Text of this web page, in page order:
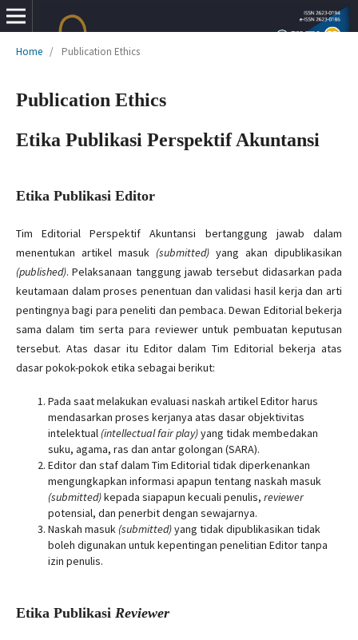
Home / Publication Ethics
Publication Ethics
Etika Publikasi Perspektif Akuntansi
Etika Publikasi Editor
Tim Editorial Perspektif Akuntansi bertanggung jawab dalam
menentukan artikel masuk (submitted) yang akan dipublikasikan
(published). Pelaksanaan tanggung jawab tersebut didasarkan pada
keutamaan dalam proses penentuan dan validasi hasil kerja dan arti
pentingnya bagi para peneliti dan pembaca. Dewan Editorial bekerja
sama dalam tim serta para reviewer untuk pembuatan keputusan
tersebut. Atas dasar itu Editor dalam Tim Editorial bekerja atas
dasar pokok-pokok etika sebagai berikut:
Pada saat melakukan evaluasi naskah artikel Editor harus
mendasarkan proses kerjanya atas dasar objektivitas
intelektual (intellectual fair play)yang tidak membedakan
suku, agama, ras dan antar golongan (SARA).
Editor dan staf dalam Tim Editorial tidak diperkenankan
mengungkapkan informasi apapun tentang naskah masuk
(submitted)kepada siapapun kecuali penulis, reviewer
potensial, dan penerbit dengan sewajarnya.
Naskah masuk (submitted)yang tidak dipublikasikan tidak
boleh digunakan untuk kepentingan penelitian Editor tanpa
izin penulis.
Etika Publikasi Reviewer